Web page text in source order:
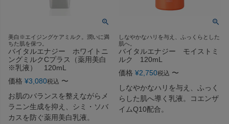
美白※エイジングケアミルク。潤いに満
ちた肌を保つ。
バイタルエナジー ホワイトニ
ングミルクCプラス（薬用美白
※乳液） 120mL
価格 ¥3,080税込 〜
お肌のバランスを整えながらメ
ラニン生成を抑え、シミ・ソバ
カスを防ぐ薬用美白乳液。
しなやかなハリを与え、ふっくらとした
肌へ。
バイタルエナジー モイストミ
ルク 120mL
価格 ¥2,750税込 〜
しなやかなハリを与え、ふっく
らした肌へ導く乳液。コエンザ
イムQ10配合。